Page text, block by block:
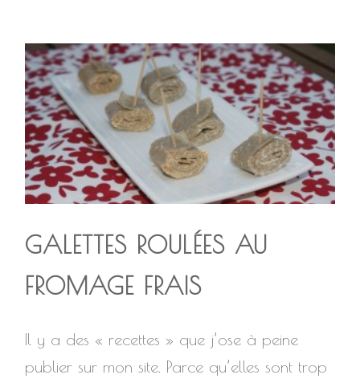
GALETTES ROULÉES AU
FROMAGE FRAIS
Il y a des « recettes » que j’ose à peine
publier sur mon site. Parce qu’elles sont trop